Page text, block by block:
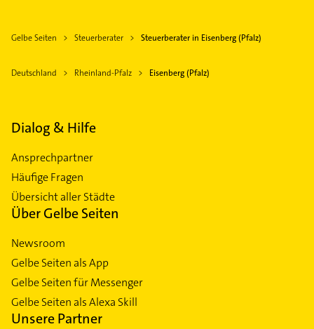
Gelbe Seiten Steuerberater Steuerberater in Eisenberg (Pfalz)
Deutschland Rheinland-Pfalz Eisenberg (Pfalz)
Dialog & Hilfe
Ansprechpartner
Häufige Fragen
Übersicht aller Städte
Über Gelbe Seiten
Newsroom
Gelbe Seiten als App
Gelbe Seiten für Messenger
Gelbe Seiten als Alexa Skill
Unsere Partner